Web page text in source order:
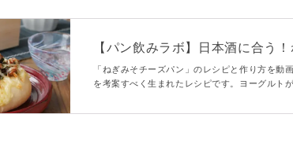
【パン飲みラボ】日本酒に合う
「ねぎみそチーズパン」のレシピと作り方を動
を考案すべく生まれたレシピです。ヨーグルト
♪